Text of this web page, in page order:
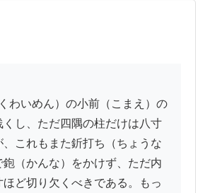
くし、ただ四隅の柱だけは八寸
これもまた釿打ち（ちょうな
鉋（かんな）をかけず、ただ内
ど切り欠くべきである。もっ